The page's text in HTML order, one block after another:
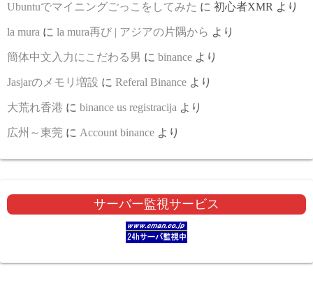
Ubuntuでマイニングごっこをしてみた に 初心者XMR より
la mura に la mura再び | アジアの片隅から より
簡体中文入力にこだわる男 に binance より
Jasjarのメモリ増設 に Referal Binance より
大荒れ香港 に binance us registracija より
広州～東莞 に Account binance より
サーバー監視サービス